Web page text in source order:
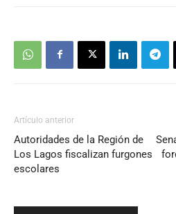
Artículo anterior
Autoridades de la Región de
Los Lagos fiscalizan furgones
escolares